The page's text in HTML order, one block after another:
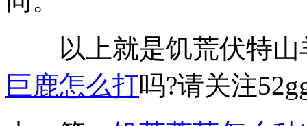
以上就是饥荒伏特山
巨鹿怎么打吗?请关注